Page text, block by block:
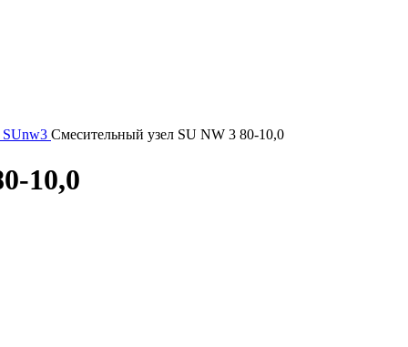
SUnw3 Смесительный узел SU NW 3 80-10,0
10,0